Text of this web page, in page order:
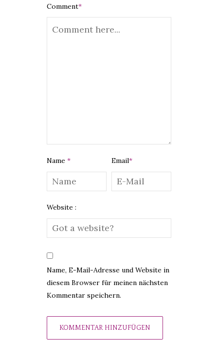
Comment*
Name * Email*
Website :
Name, E-Mail-Adresse und Website in
diesem Browser für meinen nächsten
Kommentar speichern.